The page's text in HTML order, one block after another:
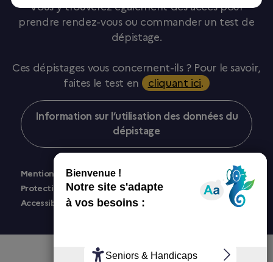
Vous y trouverez également des accès pour
prendre rendez-vous ou commander un test de
dépistage.
Ces dépistages vous concernent-ils ? Pour le savoir,
faites le test en
cliquant ici.
Information sur l’utilisation des données du
dépistage
Mentions légales
Protection des données personnelles
Accessibilité